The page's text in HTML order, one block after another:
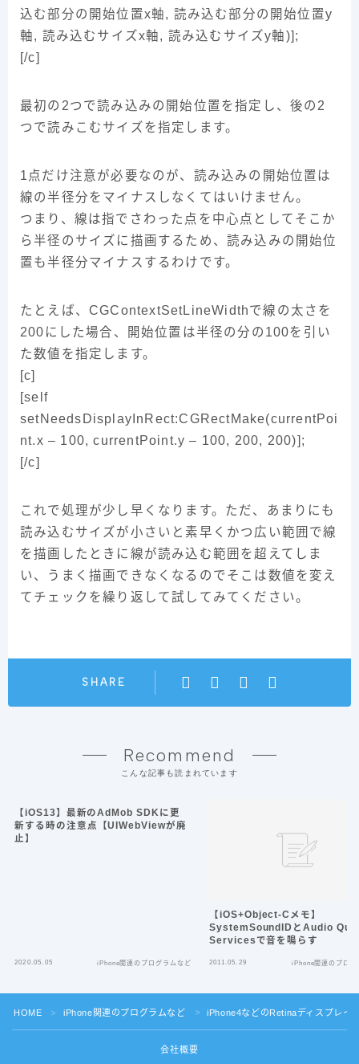
込む部分の開始位置x軸, 読み込む部分の開始位置y
軸, 読み込むサイズx軸, 読み込むサイズy軸)];
[/c]
最初の2つで読み込みの開始位置を指定し、後の2
つで読みこむサイズを指定します。
1点だけ注意が必要なのが、読み込みの開始位置は
線の半径分をマイナスしなくてはいけません。
つまり、線は指でさわった点を中心点としてそこか
ら半径のサイズに描画するため、読み込みの開始位
置も半径分マイナスするわけです。
たとえば、CGContextSetLineWidthで線の太さを
200にした場合、開始位置は半径の分の100を引い
た数値を指定します。
[c]
[self
setNeedsDisplayInRect:CGRectMake(currentPoi
nt.x – 100, currentPoint.y – 100, 200, 200)];
[/c]
これで処理が少し早くなります。ただ、あまりにも
読み込むサイズが小さいと素早くかつ広い範囲で線
を描画したときに線が読み込む範囲を超えてしま
い、うまく描画できなくなるのでそこは数値を変え
てチェックを繰り返して試してみてください。
SHARE
Recommend
こんな記事も読まれています
【iOS13】最新のAdMob SDKに更
新する時の注意点【UIWebViewが廃
止】
2020.05.05 iPhone関連のプログラムなど
【iOS+Object-Cメモ】
SystemSoundIDとAudio
Servicesで音を鳴らす
2011.05.29 iPhone関連のプログ
HOME ＞ iPhone関連のプログラムなど ＞ iPhone4などのRetinaディスプレイ
会社概要